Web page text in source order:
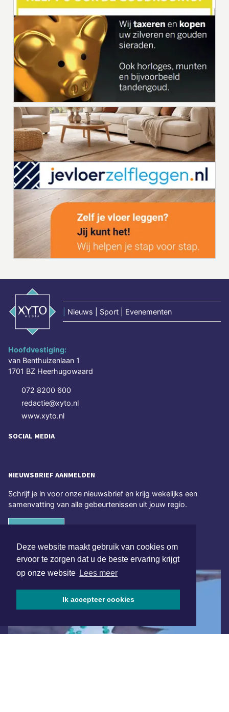
Deze website maakt gebruik van cookies om
ervoor te zorgen dat u de beste ervaring krijgt
op onze website Lees meer
Ik accepteer cookies
Nieuws | Sport | Evenementen
Hoofdvestiging:
van Benthuizenlaan 1
1701 BZ Heerhugowaard
072 8200 600
redactie@xyto.nl
www.xyto.nl
SOCIAL MEDIA
NIEUWSBRIEF AANMELDEN
Schrijf je in voor onze nieuwsbrief en krijg wekelijks een
samenvatting van alle gebeurtenissen uit jouw regio.
Aanmelden
ONLINE DAGBLADEN